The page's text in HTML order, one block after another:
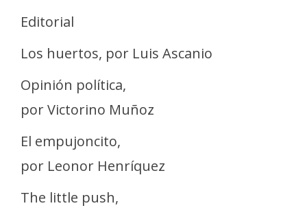
Editorial
Los huertos, por Luis Ascanio
Opinión política,
por Victorino Muñoz
El empujoncito,
por Leonor Henríquez
The little push,